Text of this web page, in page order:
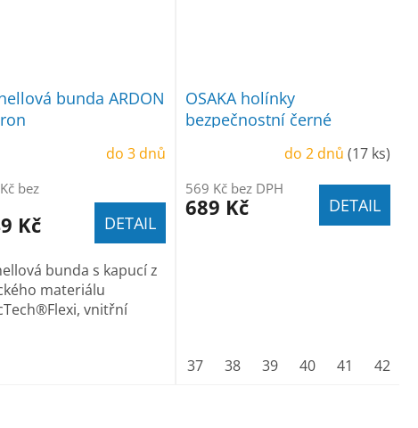
bunda ARDON
do 3 dnů
bez
Kč DETAIL
bunda s kapucí z
materiálu
vnitřní
OSAKA holínky
bezpečnostní černé
do 2 dnů (17 ks)
569 Kč bez DPH
689 Kč DETAIL
37 38 39 40 41 42